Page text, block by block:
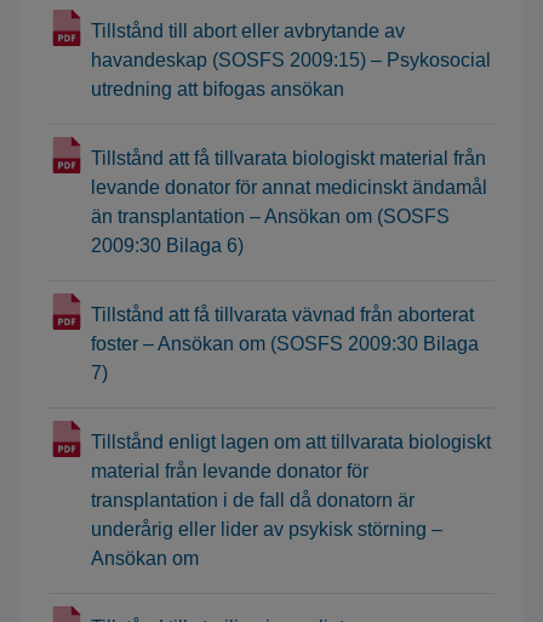
Tillstånd till abort eller avbrytande av
havandeskap (SOSFS 2009:15) – Psykosocial
utredning att bifogas ansökan
Tillstånd att få tillvarata biologiskt material från
levande donator för annat medicinskt ändamål
än transplantation – Ansökan om (SOSFS
2009:30 Bilaga 6)
Tillstånd att få tillvarata vävnad från aborterat
foster – Ansökan om (SOSFS 2009:30 Bilaga
7)
Tillstånd enligt lagen om att tillvarata biologiskt
material från levande donator för
transplantation i de fall då donatorn är
underårig eller lider av psykisk störning –
Ansökan om